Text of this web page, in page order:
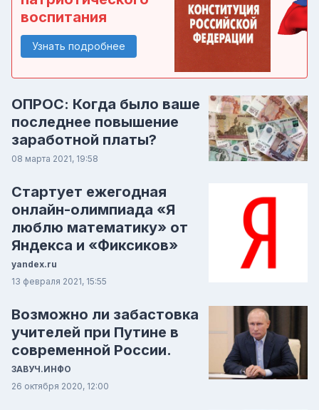
воспитания
Узнать подробнее
ОПРОС: Когда было ваше
последнее повышение
заработной платы?
08 марта 2021, 19:58
Стартует ежегодная
онлайн-олимпиада «Я
люблю математику»‎ от
Яндекса и «Фиксиков»
yandex.ru
13 февраля 2021, 15:55
Возможно ли забастовка
учителей при Путине в
современной России.
ЗАВУЧ.ИНФО
26 октября 2020, 12:00